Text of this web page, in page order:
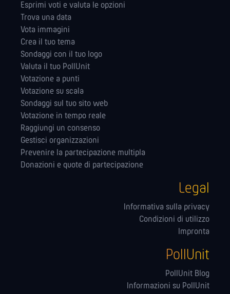
Esprimi voti e valuta le opzioni
Trova una data
Vota immagini
Crea il tuo tema
Sondaggi con il tuo logo
Valuta il tuo PollUnit
Votazione a punti
Votazione su scala
Sondaggi sul tuo sito web
Votazione in tempo reale
Raggiungi un consenso
Gestisci organizzazioni
Prevenire la partecipazione multipla
Donazioni e quote di partecipazione
Legal
Informativa sulla privacy
Condizioni di utilizzo
Impronta
PollUnit
PollUnit Blog
Informazioni su PollUnit